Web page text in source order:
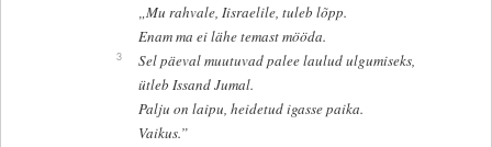
„Mu rahvale, Iisraelile, tuleb lõpp.
Enam ma ei lähe temast mööda.
3
Sel päeval muutuvad palee laulud ulgumiseks,
ütleb Issand Jumal.
Palju on laipu, heidetud igasse paika.
Vaikus.”